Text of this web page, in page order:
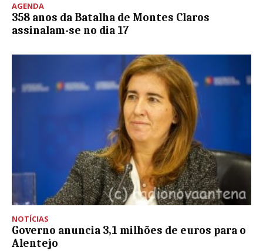
AGENDA
358 anos da Batalha de Montes Claros
assinalam-se no dia 17
NOTÍCIAS
Governo anuncia 3,1 milhões de euros para o
Alentejo